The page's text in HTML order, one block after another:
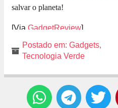
salvar o planeta!
[Via GadgetReview]
Postado em: Gadgets,
Tecnologia Verde